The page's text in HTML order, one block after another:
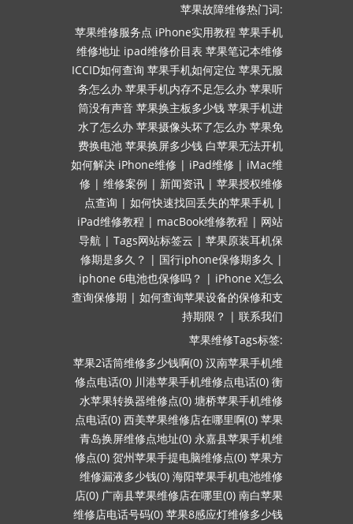
苹果故障维修热门词:
苹果维修服务点 iPhone实用教程 苹果手机
维修地址 ipad维修价目表 苹果笔记本维修
ICCID如何查询 苹果手机如何定位 苹果无服
务怎么办 苹果手机内存不足怎么办 苹果听
筒没有声音 苹果换主板多少钱 苹果手机进
水了怎么办 苹果摄像头坏了怎么办 苹果免
费换电池 苹果换屏多少钱 白苹果无法开机
如何解决 iPhone维修 | iPad维修 | iMac维
修 | 维修案例 | 新闻资讯 | 苹果授权维修
点查询 | 如何快速找回丢失的苹果手机 |
iPad维修教程 | macBook维修教程 | 网站
导航 | Tags网站标签云 | 苹果原装耳机保
修期是多久？ | 国行iphone保修期多久 |
iphone 6电池也保修吗？ | iPhone X怎么
查询保修期 | 如何查询苹果设备的保修和支
持期限？ | 联系我们
苹果维修Tags标签:
苹果2话筒维修多少钱啊(0) 汉南苹果手机维
修点电话(0) 川港苹果手机维修点电话(0) 衡
水苹果转换器维修点(0) 塘桥苹果手机维修
点电话(0) 西美苹果维修店在哪里啊(0) 苹果
青岛换屏维修点地址(0) 永嘉县苹果手机维
修点(0) 贺州苹果手提电脑维修点(0) 苹果方
维修漏液多少钱(0) 海阳苹果手机电池维修
店(0) 广南县苹果维修店在哪里(0) 南白苹果
维修店电话号码(0) 苹果8感应灯维修多少钱